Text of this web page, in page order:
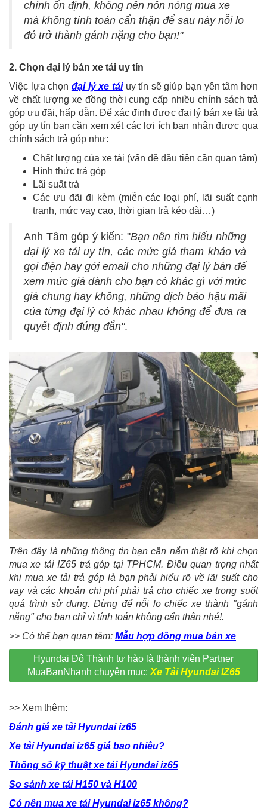
chính ổn định, không nên nôn nóng mua xe
mà không tính toán cẩn thận để sau này nỗi lo
đó trở thành gánh nặng cho bạn!"
2. Chọn đại lý bán xe tải uy tín
Việc lựa chọn đại lý xe tảiuy tín sẽ giúp bạn yên tâm hơn
về chất lượng xe đồng thời cung cấp nhiều chính sách trả
góp ưu đãi, hấp dẫn. Để xác định được đại lý bán xe tải trả
góp uy tín bạn cần xem xét các lợi ích bạn nhận được qua
chính sách trả góp như:
Chất lượng của xe tải (vấn đề đầu tiên cần quan tâm)
Hình thức trả góp
Lãi suất trả
Các ưu đãi đi kèm (miễn các loại phí, lãi suất cạnh
tranh, mức vay cao, thời gian trả kéo dài…)
Anh Tâm góp ý kiến: "Bạn nên tìm hiểu những
đại lý xe tải uy tín, các mức giá tham khảo và
gọi điện hay gởi email cho những đại lý bán để
xem mức giá dành cho bạn có khác gì với mức
giá chung hay không, những dịch bảo hậu mãi
của từng đại lý có khác nhau không để đưa ra
quyết định đúng đắn".
Trên đây là những thông tin bạn cần nắm thật rõ khi chọn
mua xe tải IZ65 trả góp tại TPHCM. Điều quan trọng nhất
khi mua xe tải trả góp là bạn phải hiểu rõ về lãi suất cho
vay và các khoản chi phí phải trả cho chiếc xe trong suốt
quá trình sử dụng. Đừng để nỗi lo chiếc xe thành "gánh
nặng" cho bạn chỉ vì tính toán không cẩn thận nhé!.
>> Có thể bạn quan tâm: Mẫu hợp đồng mua bán xe
Hyundai Đô Thành tự hào là thành viên Partner
MuaBanNhanh chuyên mục: Xe Tải Hyundai IZ65
>> Xem thêm:
Đánh giá xe tải Hyundai iz65
Xe tải Hyundai iz65 giá bao nhiêu?
Thông số kỹ thuật xe tải Hyundai iz65
So sánh xe tải H150 và H100
Có nên mua xe tải Hyundai iz65 không?